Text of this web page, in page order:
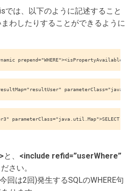
では、以下のように記述すること
わしたりすることができるように
prepend="WHERE"><isPropertyAvailable
parameterClass="java.util.Map">SELECT
と、 <include refid=”userWhere”
さい。
回は2回)発生するSQLのWHERE句